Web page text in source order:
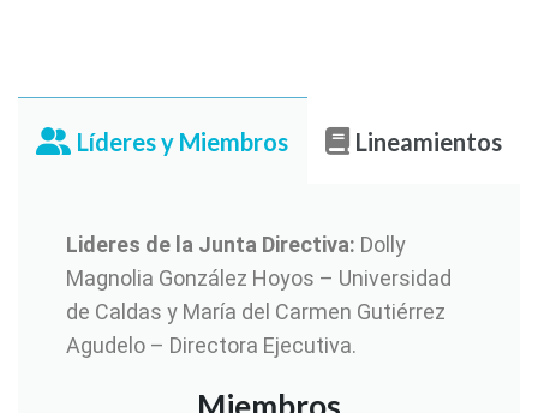
Líderes y Miembros Lineamientos
Lideres de la Junta Directiva: Dolly
Magnolia González Hoyos – Universidad
de Caldas y María del Carmen Gutiérrez
Agudelo – Directora Ejecutiva.